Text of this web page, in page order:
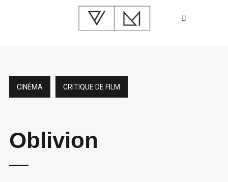
CINÉMA CRITIQUE DE FILM
Oblivion